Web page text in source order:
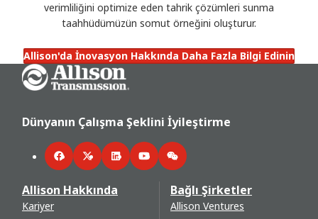
verimliliğini optimize eden tahrik çözümleri sunma
taahhüdümüzün somut örneğini oluşturur.
Allison'da İnovasyon Hakkında Daha Fazla Bilgi Edinin
Go Home
Dünyanın Çalışma Şeklini İyileştirme
FacebookTwitterLinkedInYouTubeWeChat
Allison Hakkında
Kariyer
Bağlı Şirketler
Allison Ventures